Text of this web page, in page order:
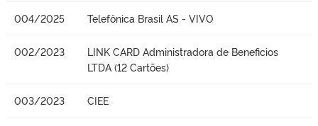
004/2025 Telefônica Brasil AS - VIVO
002/2023
LINK CARD Administradora de Beneficios
LTDA (12 Cartões)
003/2023 CIEE